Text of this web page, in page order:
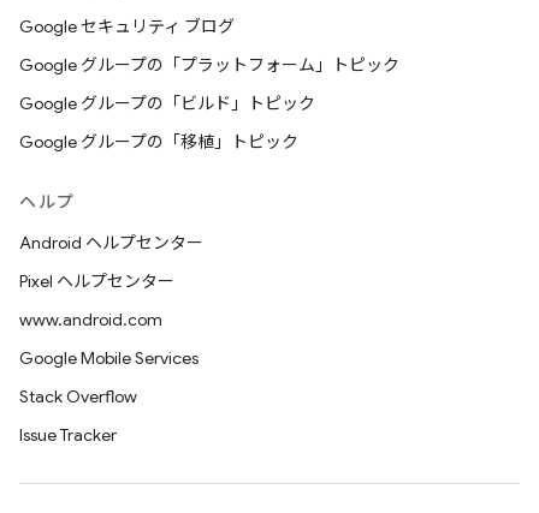
Google セキュリティ ブログ
Google グループの「プラットフォーム」トピック
Google グループの「ビルド」トピック
Google グループの「移植」トピック
ヘルプ
Android ヘルプセンター
Pixel ヘルプセンター
www.android.com
Google Mobile Services
Stack Overflow
Issue Tracker